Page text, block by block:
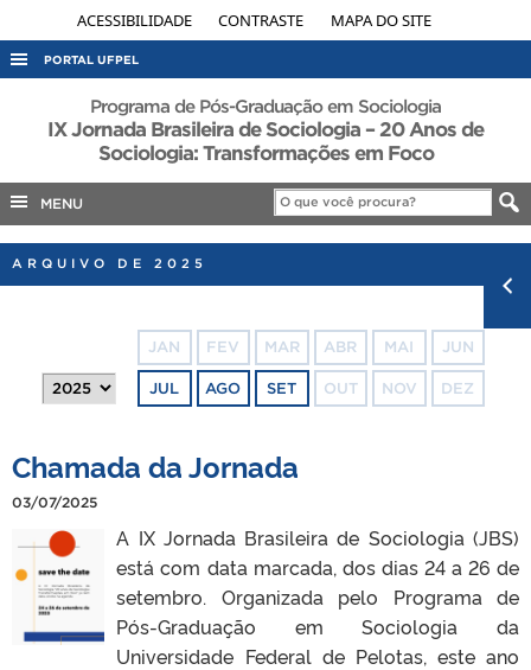
ACESSIBILIDADE CONTRASTE MAPA DO SITE
PORTAL UFPEL
ACESSO À INFORMAÇÃO
AUDITORIA
COBALTO
EDITAIS
PORTARIAS
Programa de Pós-Graduação em Sociologia
IX Jornada Brasileira de Sociologia – 20 Anos de
Sociologia: Transformações em Foco
MENU
ARQUIVO DE 2025
JAN FEV MAR ABR MAI JUN
JUL AGO SET OUT NOV DEZ
Chamada da Jornada
03/07/2025
A IX Jornada Brasileira de Sociologia (JBS)
está com data marcada, dos dias 24 a 26 de
setembro. Organizada pelo Programa de
Pós-Graduação em Sociologia da
Universidade Federal de Pelotas, este ano